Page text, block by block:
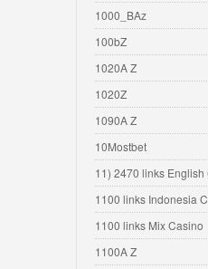
1000_BAz
100bZ
1020A Z
1020Z
1090A Z
10Mostbet
11) 2470 links
1100 links Indonesia
1100 links Mix Casino
1100A Z